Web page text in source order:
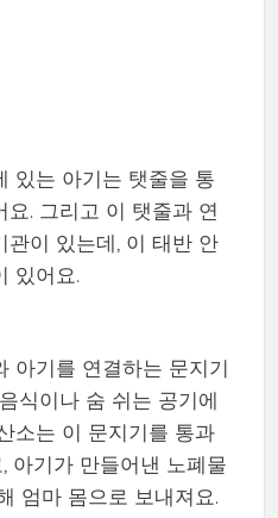
있는 아기는 탯줄을 통
. 그리고 이 탯줄과 연
관이 있는데, 이 태반 안
있어요.
아기를 연결하는 문지기
식이나 숨 쉬는 공기에
소는 이 문지기를 통과
아기가 만들어낸 노폐물
엄마 몸으로 보내져요.